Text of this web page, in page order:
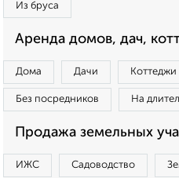
Из бруса
Аренда домов, дач,
Дома Дачи Коттеджи
Без посредников На
Продажа земельных
ИЖС Садоводство